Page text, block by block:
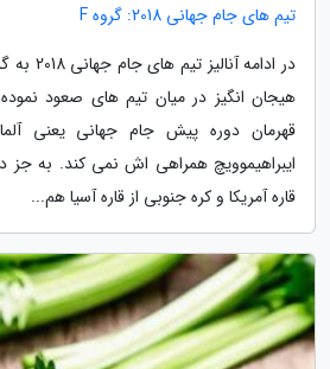
تیم های جام جهانی 2018: گروه F
هیجان انگیز در میان تیم های صعود
قهرمان دوره پیش جام جهانی یعنی
ایبراهیموویچ همراهی اش نمی کند. به جز دو
قاره آمریکا و کره جنوبی از قاره آسیا هم...